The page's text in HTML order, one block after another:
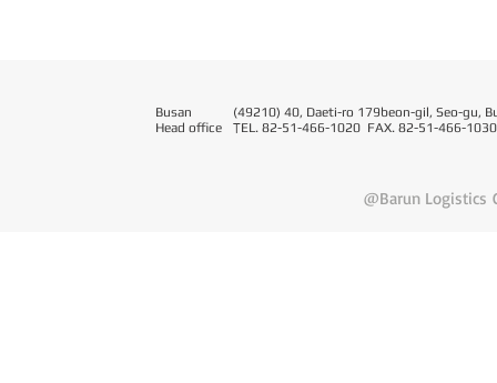
Busan
Head office
(49210) 40, Daeti-ro 179beon-gil, Seo-gu,
TEL. 82-51-466-1020 FAX. 82-51-466-1030
@Barun Logistics